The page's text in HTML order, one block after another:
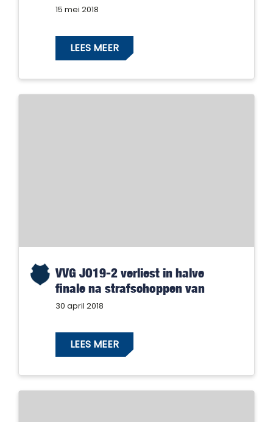
15 mei 2018
LEES MEER
VVG JO19-2 verliest in halve
finale na strafschoppen van
Juventa
30 april 2018
LEES MEER